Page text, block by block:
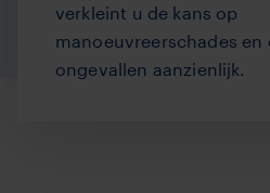
verkleint u de kans op
manoeuvreerschades en
ongevallen aanzienlijk.